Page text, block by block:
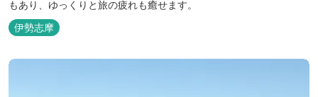
もあり、ゆっくりと旅の疲れも癒せます。
伊勢志摩